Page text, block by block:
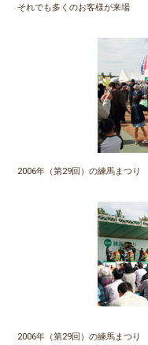
それでも多くのお客様が来場
2006年（第29回）の練馬まつり
2006年（第29回）の練馬まつり